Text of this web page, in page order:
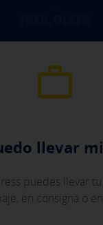
llevar
puedes llevar
en consigna o